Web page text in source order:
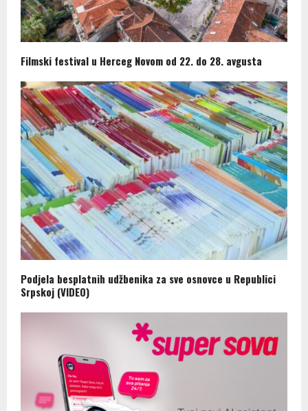
Filmski festival u Herceg Novom od 22. do 28. avgusta
Podjela besplatnih udžbenika za sve osnovce u Republici
Srpskoj (VIDEO)